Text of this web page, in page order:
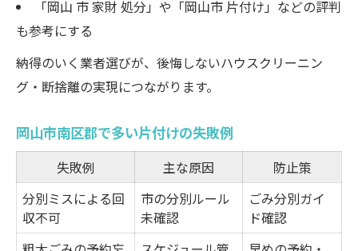
「岡山 市 家財 処分」や「岡山市 片付け」などの評判
も参考にする
納得のいく業者選びが、後悔しないハウスクリーニン
グ・断捨離の実現につながります。
岡山市南区郡で多い片付けの失敗例
失敗例 主な原因
防止策
分別ミスによる回
収不可
市の分別ルール
未確認
ごみ分別ガイ
ド確認